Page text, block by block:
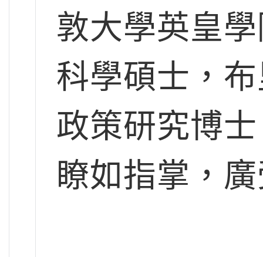
敦大學英皇
科學碩士，
政策研究博
瞭如指掌，